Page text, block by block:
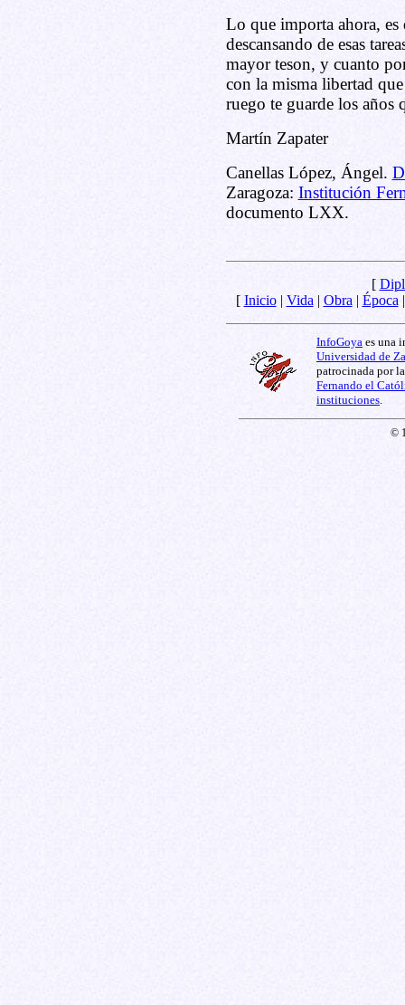
Lo que importa ahora, es
descansando de esas
mayor teson, y cuanto
con la misma libertad
ruego te guarde los años
Martín Zapater
Canellas López, Ángel.
Zaragoza: Institución
documento LXX.
[
[ Inicio| Vida | Obra | Época
InfoGoya es una
Universidad de
patrocinada por
Fernando el
instituciones
©